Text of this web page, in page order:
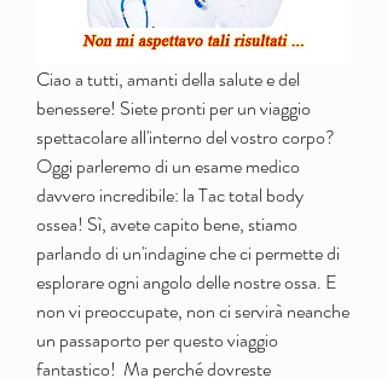
Ciao a tutti, amanti della salute e del
benessere! Siete pronti per un viaggio
spettacolare all'interno del vostro corpo?
Oggi parleremo di un esame medico
davvero incredibile: la Tac total body
ossea! Sì, avete capito bene, stiamo
parlando di un'indagine che ci permette di
esplorare ogni angolo delle nostre ossa. E
non vi preoccupate, non ci servirà neanche
un passaporto per questo viaggio
fantastico!  Ma perché dovreste